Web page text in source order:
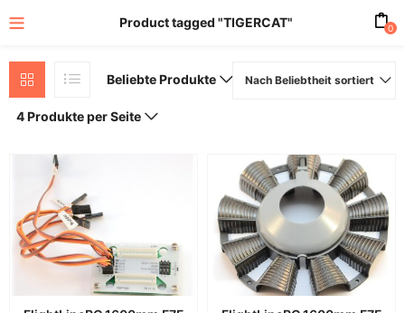
Product tagged "TIGERCAT" 0
Beliebte Produkte Nach Beliebtheit sortiert
4 Produkte per Seite